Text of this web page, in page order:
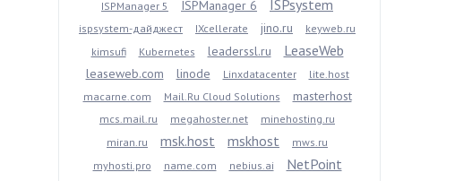
ISPManager 5 ISPManager 6 ISPsystem
ispsystem-дайджест IXcellerate jino.ru
keyweb.ru
kimsufi
Kubernetes leaderssl.ru LeaseWeb
leaseweb.com linode Linxdatacenter
lite.host
macarne.com
Mail.Ru Cloud Solutions masterhost
mcs.mail.ru megahoster.net
minehosting.ru
miran.ru
msk.host mskhost
mws.ru
myhosti.pro
name.com nebius.ai
NetPoint